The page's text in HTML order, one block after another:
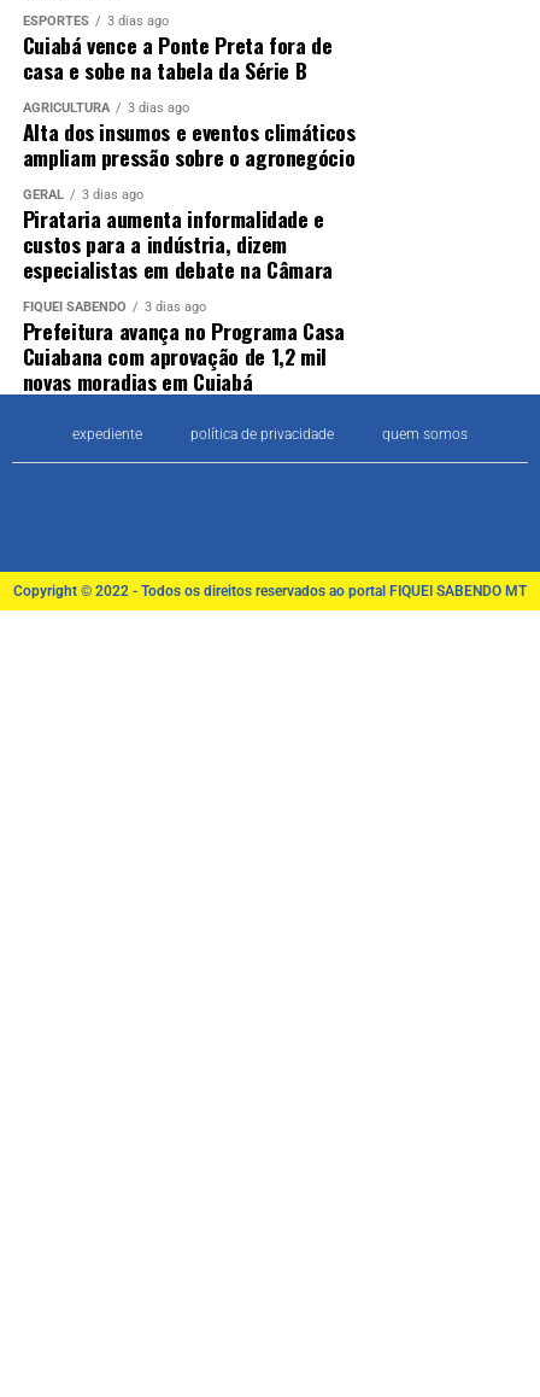
ESPORTES 3 dias ago
Cuiabá vence a Ponte Preta fora de
casa e sobe na tabela da Série B
AGRICULTURA 3 dias ago
Alta dos insumos e eventos climáticos
ampliam pressão sobre o agronegócio
GERAL 3 dias ago
Pirataria aumenta informalidade e
custos para a indústria, dizem
especialistas em debate na Câmara
FIQUEI SABENDO 3 dias ago
Prefeitura avança no Programa Casa
Cuiabana com aprovação de 1,2 mil
novas moradias em Cuiabá
expediente política de privacidade quem somos
Copyright © 2022 - Todos os direitos reservados ao portal FIQUEI SABENDO MT